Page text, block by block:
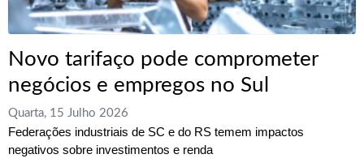
Novo tarifaço pode comprometer
negócios e empregos no Sul
Quarta, 15 Julho 2026
Federações industriais de SC e do RS temem impactos
negativos sobre investimentos e renda